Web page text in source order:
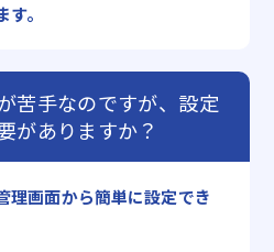
。
苦手なのですが、設定
がありますか？
理画面から簡単に設定でき